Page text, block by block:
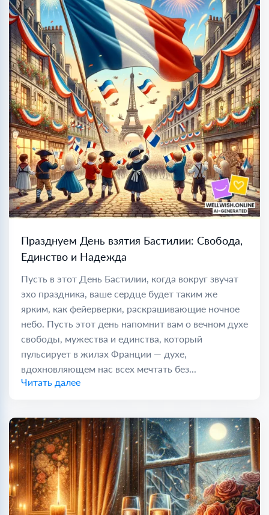
Празднуем День взятия Бастилии: Свобода,
Единство и Надежда
Пусть в этот День Бастилии, когда вокруг звучат
эхо праздника, ваше сердце будет таким же
ярким, как фейерверки, раскрашивающие ночное
небо. Пусть этот день напомнит вам о вечном духе
свободы, мужества и единства, который
пульсирует в жилах Франции — духе,
вдохновляющем нас всех мечтать без...
Читать далее